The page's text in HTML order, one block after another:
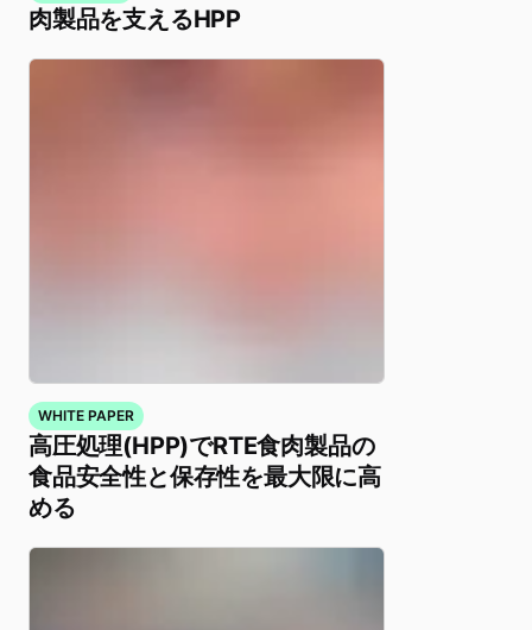
肉製品を支えるHPP
WHITE PAPER
高圧処理(HPP)でRTE食肉製品の
食品安全性と保存性を最大限に高
める